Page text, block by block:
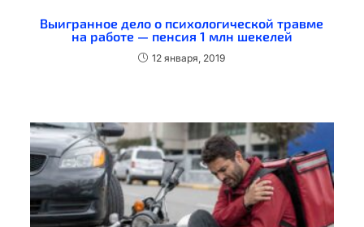
Выигранное дело о психологической травме
на работе — пенсия 1 млн шекелей
12 января, 2019